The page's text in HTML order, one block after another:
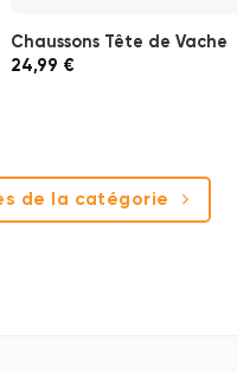
Chaussons Tête de Vache
24,99 €
de la catégorie